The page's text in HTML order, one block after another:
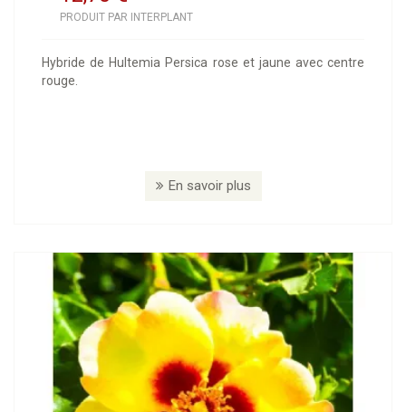
PRODUIT PAR INTERPLANT
Hybride de Hultemia Persica rose et jaune avec centre
rouge.
En savoir plus